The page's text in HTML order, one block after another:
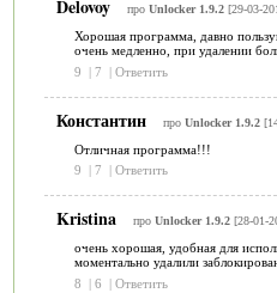
Delovoy про Unlocker 1.9.2[29-03-
Хорошая программа, давно
очень медленно, при удалении
9
| 7 | Ответить
Константин про Unlocker 1.9.2
Отличная программа!!!
9
| 7 | Ответить
Kristina про Unlocker 1.9.2[28-01-
очень хорошая, удобная для
моментально удалили
8
| 6 | Ответить